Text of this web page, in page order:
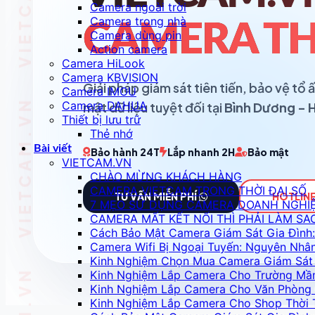
Camera ngoài trời
Camera trong nhà
Camera dùng pin
Action camera
Camera HiLook
Camera KBVISION
Camera IMOU
Camera DAHUA
Thiết bị lưu trữ
Thẻ nhớ
Bài viết
VIETCAM.VN
CHÀO MỪNG KHÁCH HÀNG
CAMERA VIETCAM TRONG THỜI ĐẠI SỐ
7 MẸO SỬ DỤNG CAMERA DOANH
CAMERA MẤT KẾT NỐI THÌ PHẢI LÀM
Cách Bảo Mật Camera Giám Sát Gia
Camera Wifi Bị Ngoại Tuyến: Nguyên
Kinh Nghiệm Chọn Mua Camera Giám
Kinh Nghiệm Lắp Camera Cho Trường
Kinh Nghiệm Lắp Camera Cho Văn
Kinh Nghiệm Lắp Camera Cho Shop Thời
CAMERA
Giải pháp giám sát tiên tiến, bảo vệ tổ
mật dữ liệu tuyệt đối tại Bình Dương -
Bảo hành 24T Lắp nhanh 2H Bảo mật
TƯ VẤN MIỄN PHÍ